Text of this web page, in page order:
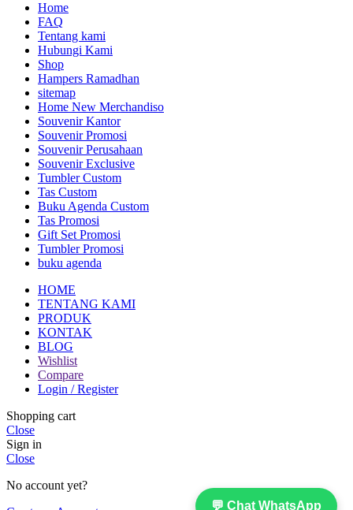
💬 Chat WhatsApp
Home
FAQ
Tentang kami
Hubungi Kami
Shop
Hampers Ramadhan
sitemap
Home New Merchandiso
Souvenir Kantor
Souvenir Promosi
Souvenir Perusahaan
Souvenir Exclusive
Tumbler Custom
Tas Custom
Buku Agenda Custom
Tas Promosi
Gift Set Promosi
Tumbler Promosi
buku agenda
HOME
TENTANG KAMI
PRODUK
KONTAK
BLOG
Wishlist
Compare
Login / Register
Shopping cart
Close
Sign in
Close
No account yet?